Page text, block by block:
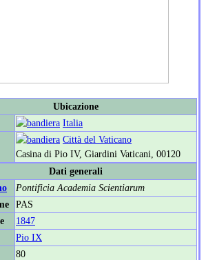
Ubicazione
Italia
Città del Vaticano
Casina di Pio IV, Giardini Vaticani, 00120
Dati generali
Pontificia Academia Scientiarum
PAS
1847
Pio IX
80